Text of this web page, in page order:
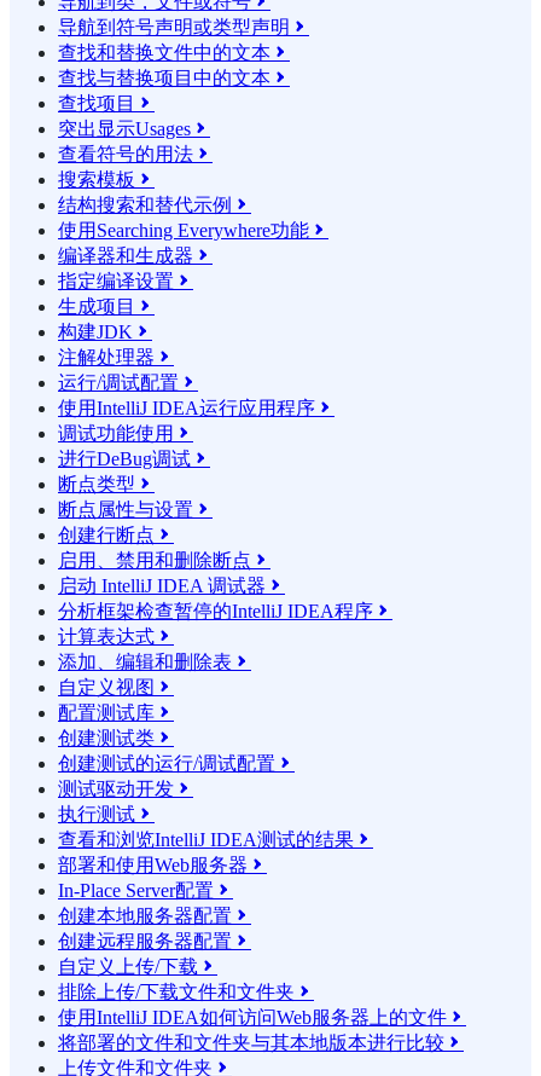
导航到符号声明或类型声明 
查找和替换文件中的文本 
查找与替换项目中的文本 
查找项目 
突出显示Usages 
查看符号的用法 
搜索模板 
结构搜索和替代示例 
使用Searching Everywhere功能 
编译器和生成器 
指定编译设置 
生成项目 
构建JDK 
注解处理器 
运行/调试配置 
使用IntelliJ IDEA运行应用程序 
调试功能使用 
进行DeBug调试 
断点类型 
断点属性与设置 
创建行断点 
启用、禁用和删除断点 
启动 IntelliJ IDEA 调试器 
分析框架检查暂停的IntelliJ IDEA程序 
计算表达式 
添加、编辑和删除表 
自定义视图 
配置测试库 
创建测试类 
创建测试的运行/调试配置 
测试驱动开发 
执行测试 
查看和浏览IntelliJ IDEA测试的结果 
部署和使用Web服务器 
In-Place Server配置 
创建本地服务器配置 
创建远程服务器配置 
自定义上传/下载 
排除上传/下载文件和文件夹 
使用IntelliJ IDEA如何访问Web服务器上的文件 
将部署的文件和文件夹与其本地版本进行比较 
上传文件和文件夹 